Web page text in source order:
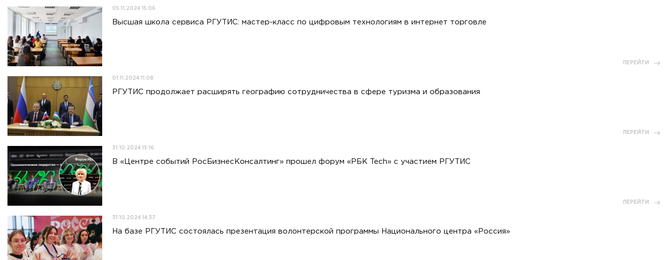
05.11.2024 15:06
Высшая школа сервиса РГУТИС: мастер-класс по цифровым технологиям в интернет торговле
ПЕРЕЙТИ
01.11.2024 11:08
РГУТИС продолжает расширять географию сотрудничества в сфере туризма и образования
ПЕРЕЙТИ
31.10.2024 15:16
В «Центре событий РосБизнесКонсалтинг» прошел форум «РБК Tech» с участием РГУТИС
ПЕРЕЙТИ
31.10.2024 14:37
На базе РГУТИС состоялась презентация волонтерской программы Национального центра «Россия»